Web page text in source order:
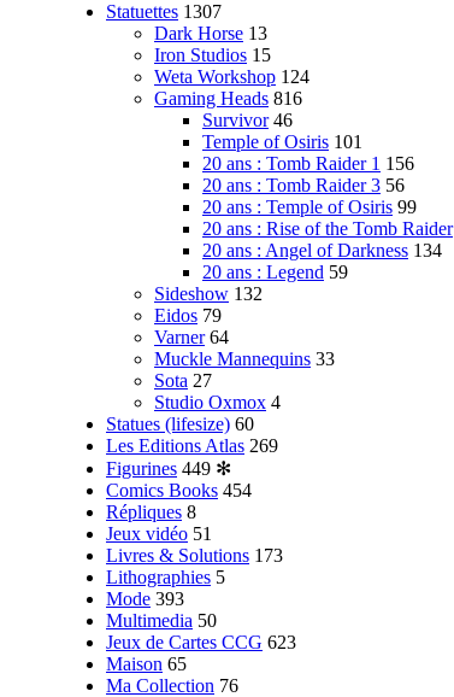
Statuettes 1307
Dark Horse 13
Iron Studios 15
Weta Workshop 124
Gaming Heads 816
Survivor 46
Temple of Osiris 101
20 ans : Tomb Raider 1 156
20 ans : Tomb Raider 3 56
20 ans : Temple of Osiris 99
20 ans : Rise of the Tomb Raider
20 ans : Angel of Darkness 134
20 ans : Legend 59
Sideshow 132
Eidos 79
Varner 64
Muckle Mannequins 33
Sota 27
Studio Oxmox 4
Statues (lifesize) 60
Les Editions Atlas 269
Figurines 449 ✻
Comics Books 454
Répliques 8
Jeux vidéo 51
Livres & Solutions 173
Lithographies 5
Mode 393
Multimedia 50
Jeux de Cartes CCG 623
Maison 65
Ma Collection 76